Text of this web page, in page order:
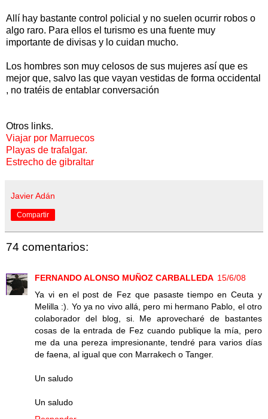
Allí hay bastante control policial y no suelen ocurrir robos o
algo raro. Para ellos el turismo es una fuente muy
importante de divisas y lo cuidan mucho.
Los hombres son muy celosos de sus mujeres así que es
mejor que, salvo las que vayan vestidas de forma occidental
, no tratéis de entablar conversación
Otros links.
Viajar por Marruecos
Playas de trafalgar.
Estrecho de gibraltar
Javier Adán
Compartir
74 comentarios:
FERNANDO ALONSO MUÑOZ CARBALLEDA 15/6/08
Ya vi en el post de Fez que pasaste tiempo en Ceuta y
Melilla :). Yo ya no vivo allá, pero mi hermano Pablo, el otro
colaborador del blog, si. Me aprovecharé de bastantes
cosas de la entrada de Fez cuando publique la mía, pero
me da una pereza impresionante, tendré para varios días
de faena, al igual que con Marrakech o Tanger.
Un saludo
Un saludo